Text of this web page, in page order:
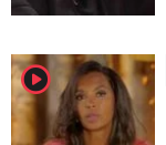
player2